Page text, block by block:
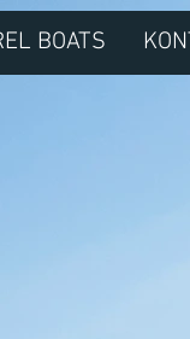
BOATS